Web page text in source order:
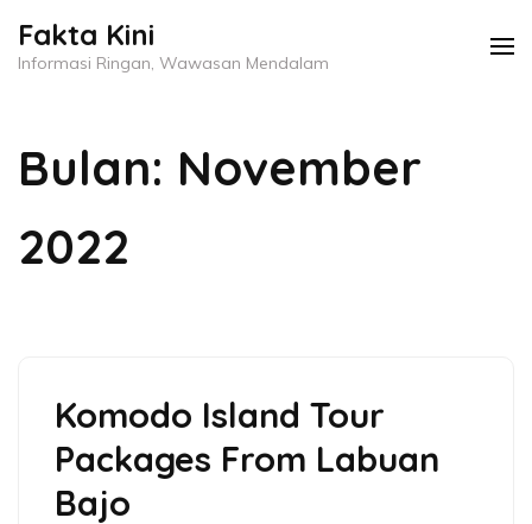
ke
Enter)
Fakta Kini
Informasi Ringan, Wawasan Mendalam
Bulan: November
2022
Komodo Island Tour
Packages From Labuan
Bajo